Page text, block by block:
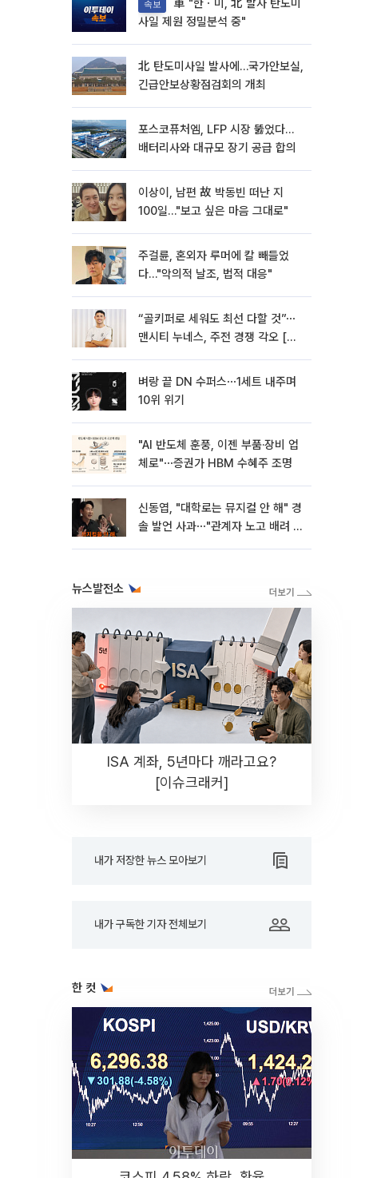
속보
사일 제원 정밀분석 중"
北 탄도미사일 발사에…국가안보실,
긴급안보상황점검회의 개최
포스코퓨처엠, LFP 시장 뚫었다…
배터리사와 대규모 장기 공급 합의
이상이, 남편 故 박동빈 떠난 지
100일…"보고 싶은 마음 그대로"
주걸륜, 혼외자 루머에 칼 빼들었
다…"악의적 날조, 법적 대응"
“골키퍼로 세워도 최선 다할 것”⋯
맨시티 누네스, 주전 경쟁 각오 [인
벼랑 끝 DN 수퍼스⋯1세트 내주며
10위 위기
"AI 반도체 훈풍, 이젠 부품·장비 업
체로"⋯증권가 HBM 수혜주 조명
신동엽, "대학로는 뮤지컬 안 해" 경
솔 발언 사과⋯"관계자 노고 배려 못
뉴스발전소
ISA 계좌, 5년마다 깨라고요?
[이슈크래커]
내가 저장한 뉴스 모아보기
내가 구독한 기자 전체보기
한 컷